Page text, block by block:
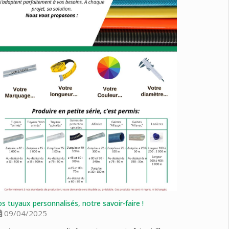
tuyaux personnalisés, notre savoir-faire !
09/04/2025